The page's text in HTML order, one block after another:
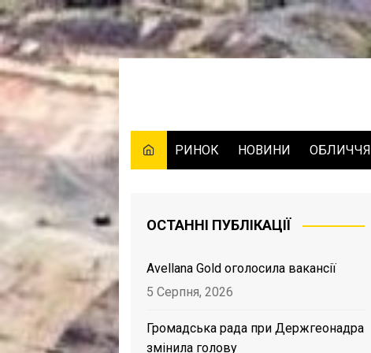
Skip
to
РИНОК НОВИНИ ОБЛИЧЧЯ
ОСТАННІ ПУБЛІКАЦІЇ
Avellana Gold оголосила вакансії
5 Серпня, 2026
Громадська рада при Держгеонадра
змінила голову